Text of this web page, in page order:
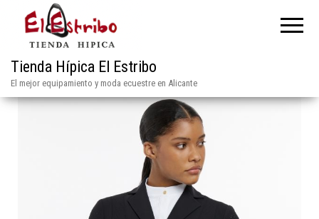
Tienda Hípica El Estribo
El mejor equipamiento y moda ecuestre en Alicante